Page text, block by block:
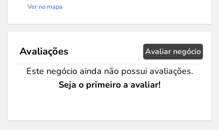
Ver no mapa
Avaliações Avaliar negócio
Este negócio ainda não possui avaliações.
Seja o primeiro a avaliar!